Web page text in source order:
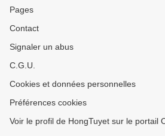
Pages
Contact
Signaler un abus
C.G.U.
Cookies et données personnelles
Préférences cookies
Voir le profil de HongTuyet sur le portail